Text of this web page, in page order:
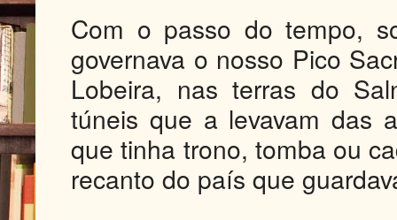
Com o passo do tempo,
governava o nosso Pico
Lobeira, nas terras do
túneis que a levavam das
que tinha trono, tomba ou
recanto do país que